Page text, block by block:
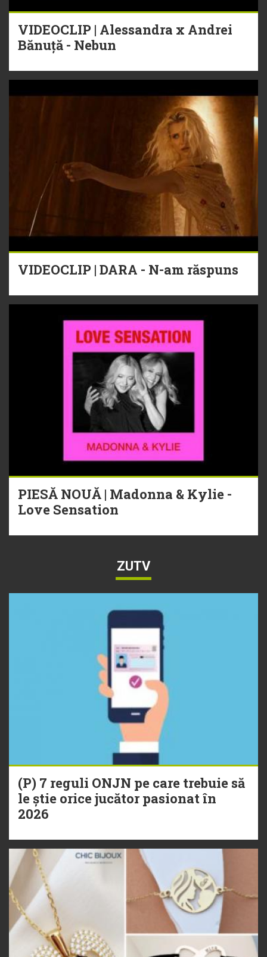
VIDEOCLIP | Alessandra x Andrei
Bănuță - Nebun
VIDEOCLIP | DARA - N-am răspuns
PIESĂ NOUĂ | Madonna & Kylie -
Love Sensation
ZUTV
(P) 7 reguli ONJN pe care trebuie să
le știe orice jucător pasionat în
2026